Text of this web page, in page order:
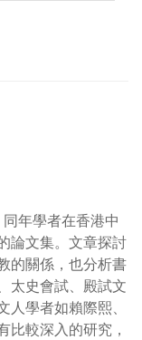
年學者在香港中
論文集。文章探討
的關係，也分析書
太史會試、殿試文
學者如賴際熙、
比較深入的研究，